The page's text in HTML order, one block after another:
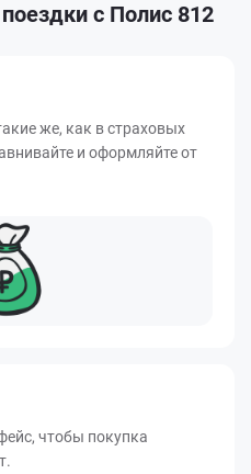
с Полис 812
же, как в страховых
и оформляйте от
чтобы покупка